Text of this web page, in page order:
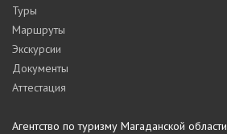
Туры
Маршруты
Экскурсии
Документы
Аттестация
Агентство по туризму Магаданской области